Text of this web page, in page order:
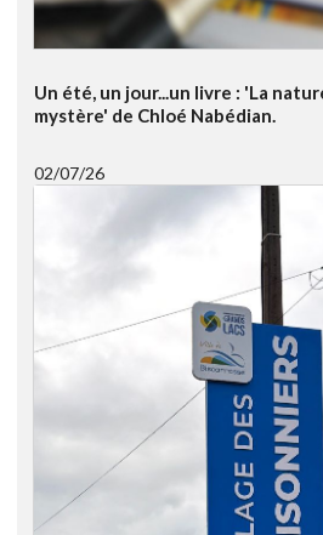
Un été, un jour...un livre : 'La
mystère' de Chloé Nabédian.
02/07/26